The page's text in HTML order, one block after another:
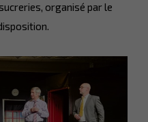
organisé par le